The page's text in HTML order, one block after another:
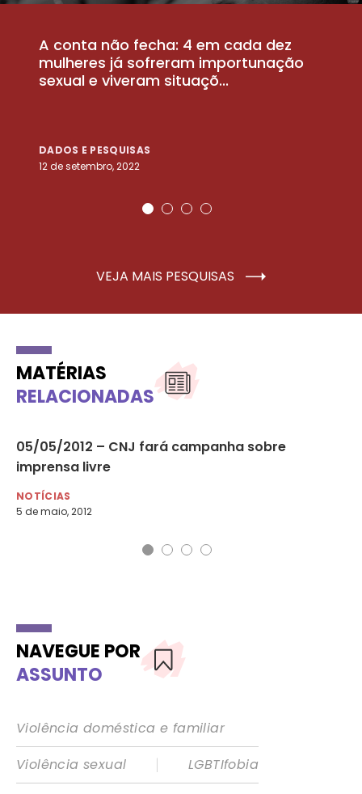
A conta não fecha: 4 em cada dez
mulheres já sofreram importunação
sexual e viveram situaçõ...
DADOS E PESQUISAS
12 de setembro, 2022
VEJA MAIS PESQUISAS
MATÉRIAS
RELACIONADAS
05/05/2012 – CNJ fará campanha sobre
imprensa livre
NOTÍCIAS
5 de maio, 2012
NAVEGUE POR
ASSUNTO
Violência doméstica e familiar
Violência sexual
|
LGBTIfobia